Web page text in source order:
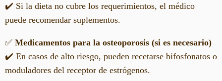
✔️ Si la dieta no cubre los requerimientos, el médico
puede recomendar suplementos.
✅ Medicamentos para la osteoporosis (si es necesario)
✔️ En casos de alto riesgo, pueden recetarse bifosfonatos o
moduladores del receptor de estrógenos.